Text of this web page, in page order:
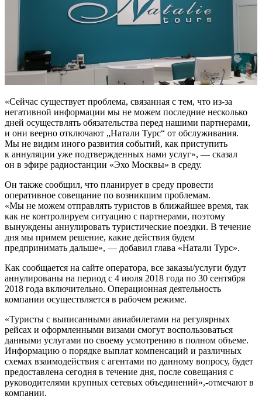
«Сейчас существует проблема, связанная с тем, что из-за
негативной информации мы не можем последние несколько
дней осуществлять обязательства перед нашими партнерами,
и они веерно отключают „Натали Турс“ от обслуживания.
Мы не видим иного развития событий, как приступить
к аннуляции уже подтвержденных нами услуг», — сказал
он в эфире радиостанции «Эхо Москвы» в среду.
Он также сообщил, что планирует в среду провести
оперативное совещание по возникшим проблемам.
«Мы не можем отправлять туристов в ближайшее время, так
как не контролируем ситуацию с партнерами, поэтому
вынуждены аннулировать туристические поездки. В течение
дня мы примем решение, какие действия будем
предпринимать дальше», — добавил глава «Натали Турс».
Как сообщается на сайте оператора, все заказы/услуги будут
аннулированы на период с 4 июля 2018 года по 30 сентября
2018 года включительно. Операционная деятельность
компании осуществляется в рабочем режиме.
«Туристы с выписанными авиабилетами на регулярных
рейсах и оформленными визами смогут воспользоваться
данными услугами по своему усмотрению в полном объеме.
Информацию о порядке выплат компенсаций и различных
схемах взаимодействия с агентами по данному вопросу, будет
предоставлена сегодня в течение дня, после совещания с
руководителями крупных сетевых объединений»,-отмечают в
компании.